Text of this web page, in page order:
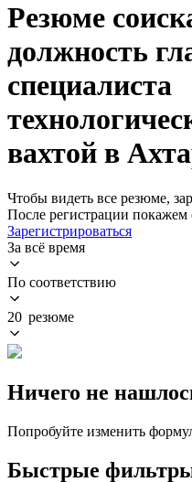
Резюме
должность
специалиста
вахтой в
Чтобы видеть все резюме,
После регистрации
Зарегистрироваться
За всё время
По соответствию
20 резюме
Ничего не
Попробуйте изменить
Быстрые